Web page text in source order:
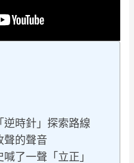
逆時針」探索路線
聲的聲音
了一聲「立正」